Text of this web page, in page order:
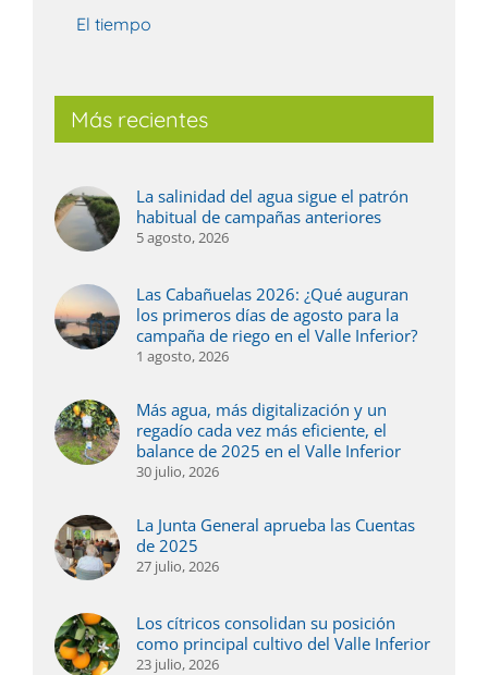
El tiempo
Más recientes
La salinidad del agua sigue el patrón
habitual de campañas anteriores
5 agosto, 2026
Las Cabañuelas 2026: ¿Qué auguran
los primeros días de agosto para la
campaña de riego en el Valle Inferior?
1 agosto, 2026
Más agua, más digitalización y un
regadío cada vez más eficiente, el
balance de 2025 en el Valle Inferior
30 julio, 2026
La Junta General aprueba las Cuentas
de 2025
27 julio, 2026
Los cítricos consolidan su posición
como principal cultivo del Valle Inferior
23 julio, 2026